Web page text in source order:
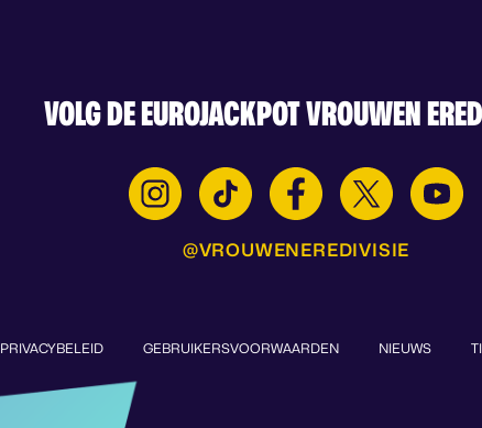
VOLG DE EUROJACKPOT VROUWEN
@VROUWENEREDIVISIE
PRIVACYBELEID GEBRUIKERSVOORWAARDEN NIEUWS